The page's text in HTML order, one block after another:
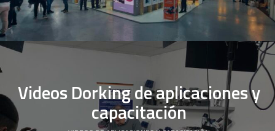
Videos Dorking de aplicaciones y
capacitación